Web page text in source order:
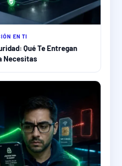
EN TI
Qué Te Entregan
Necesitas